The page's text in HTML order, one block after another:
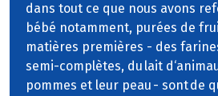
dans tout ce que nous avons
bébé notamment, purées de
matières premières - des
semi-complètes, du lait
pommes et leur peau - sont de